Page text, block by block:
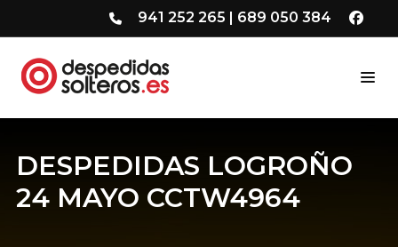
941 252 265 | 689 050 384
DESPEDIDAS LOGROÑO
24 MAYO CCTW4964